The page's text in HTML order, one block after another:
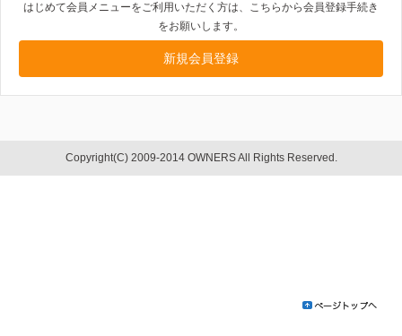
はじめて会員メニューをご利用いただく方は、こちらから会員登録手続き
をお願いします。
新規会員登録
Copyright(C) 2009-2014 OWNERS All Rights Reserved.